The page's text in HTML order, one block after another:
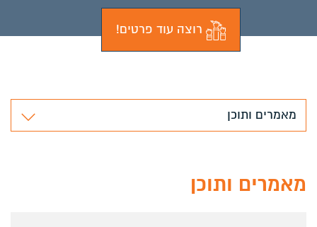
רוצה עוד פרטים!
מאמרים ותוכן
מאמרים ותוכן